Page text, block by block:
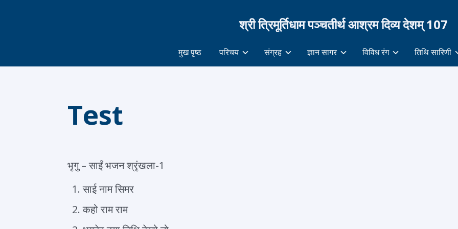
श्री त्रिमूर्तिधाम पञ्चतीर्थ आश्रम दिव्य देशम् 107
मुख पृष्ठ परिचय संग्रह ज्ञान सागर विविध रंग तिथि सारिणी
Test
भृगु – साईं भजन श्रृंखला-1
साई नाम सिमर
कहो राम राम